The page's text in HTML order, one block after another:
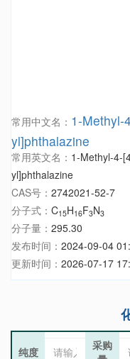
常用中文名： 1-Methyl-
yl]phthalazine
常用英文名： 1-Methyl-4-
yl]phthalazine
CAS号： 2742021-52-7
分子式： C15H16F3N3
分子量： 295.30
发布时间： 2024-09-04
更新时间： 2026-07-17
纯度
采购